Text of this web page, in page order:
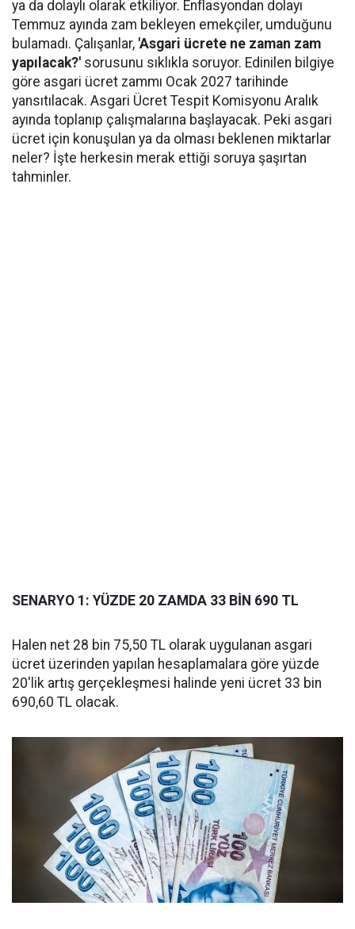
ya da dolaylı olarak etkiliyor. Enflasyondan dolayı
Temmuz ayında zam bekleyen emekçiler, umduğunu
bulamadı. Çalışanlar, 'Asgari ücrete ne zaman zam
yapılacak?' sorusunu sıklıkla soruyor. Edinilen bilgiye
göre asgari ücret zammı Ocak 2027 tarihinde
yansıtılacak. Asgari Ücret Tespit Komisyonu Aralık
ayında toplanıp çalışmalarına başlayacak. Peki asgari
ücret için konuşulan ya da olması beklenen miktarlar
neler? İşte herkesin merak ettiği soruya şaşırtan
tahminler.
SENARYO 1: YÜZDE 20 ZAMDA 33 BİN 690 TL
Halen net 28 bin 75,50 TL olarak uygulanan asgari
ücret üzerinden yapılan hesaplamalara göre yüzde
20'lik artış gerçekleşmesi halinde yeni ücret 33 bin
690,60 TL olacak.